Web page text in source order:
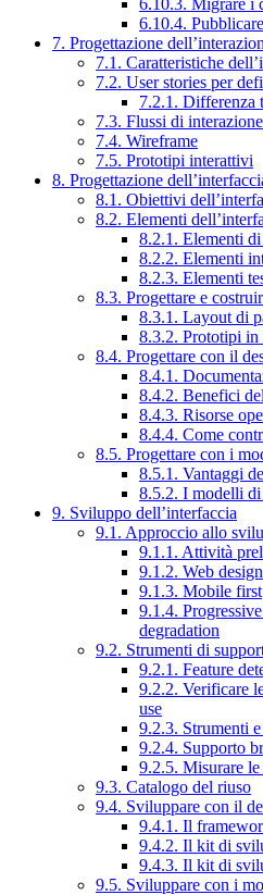
6.10.3. Migrare i
6.10.4.
7. Progettazione
7.1. Caratteristiche
7.2. User stories per
7.2.1. Differenza
7.3. Flussi di interazione
7.4. Wireframe
7.5. Prototipi interattivi
8. Progettazione
8.1. Obiettivi
8.2. Elementi
8.2.1. Elementi
8.2.2. Elementi
8.2.3. Elementi
8.3. Progettare e
8.3.1. Layout di
8.3.2. Prototipi in
8.4. Progettare con il
8.4.1.
8.4.2. Benefici
8.4.3. Risorse
8.4.4. Come
8.5. Progettare con i
8.5.1. Vantaggi
8.5.2. I modelli
9. Sviluppo dell’interfaccia
9.1. Approccio allo
9.1.1. Attività
9.1.2. Web
9.1.3. Mobile first
9.1.4.
degradation
9.2. Strumenti di
9.2.1. Feature
9.2.2. Verificare
use
9.2.3. Strumenti
9.2.4. Supporto
9.2.5. Misurare le
9.3. Catalogo del riuso
9.4. Sviluppare con il
9.4.1. Il
9.4.2. Il kit di
9.4.3. Il kit di
9.5. Sviluppare con i